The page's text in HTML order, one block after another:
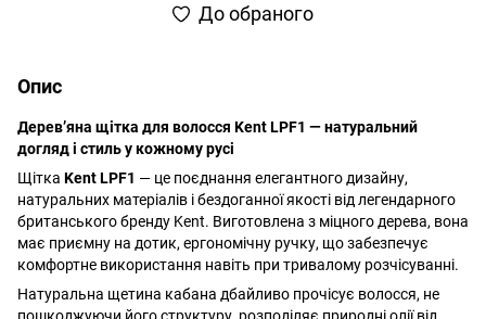
До обраного
Опис
Дерев’яна щітка для волосся Kent LPF1 — натуральний
догляд і стиль у кожному русі
Щітка Kent LPF1 — це поєднання елегантного дизайну,
натуральних матеріалів і бездоганної якості від легендарного
британського бренду Kent. Виготовлена з міцного дерева, вона
має приємну на дотик, ергономічну ручку, що забезпечує
комфортне використання навіть при тривалому розчісуванні.
Натуральна щетина кабана дбайливо прочісує волосся, не
пошкоджуючи його структуру, розподіляє природні олії від